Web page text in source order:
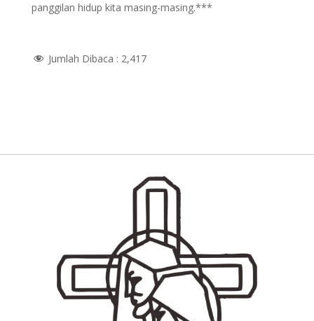
panggilan hidup kita masing-masing.***
Jumlah Dibaca : 2,417